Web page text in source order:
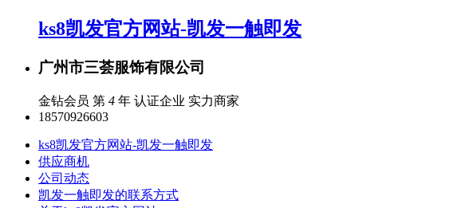
ks8凯发官方网站-凯发一触即发
广州市三荟服饰有限公司
金钻会员 第 4 年 认证企业 实力商家
18570926603
ks8凯发官方网站-凯发一触即发
供应商机
公司动态
凯发一触即发的联系方式